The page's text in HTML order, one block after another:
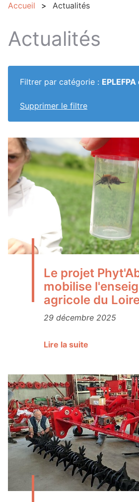
Accueil Actualités
Actualités
Filtrer par catégorie :
Supprimer le filtre
Le projet
mobilise
agricole du
29 décembre 2025
Lire la suite